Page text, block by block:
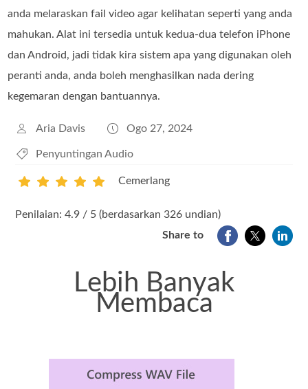
anda melaraskan fail video agar kelihatan seperti yang anda
mahukan. Alat ini tersedia untuk kedua-dua telefon iPhone
dan Android, jadi tidak kira sistem apa yang digunakan oleh
peranti anda, anda boleh menghasilkan nada dering
kegemaran dengan bantuannya.
Aria Davis Ogo 27, 2024
Penyuntingan Audio
Cemerlang
Penilaian: 4.9 / 5 (berdasarkan 326 undian)
Share to
Lebih Banyak
Membaca